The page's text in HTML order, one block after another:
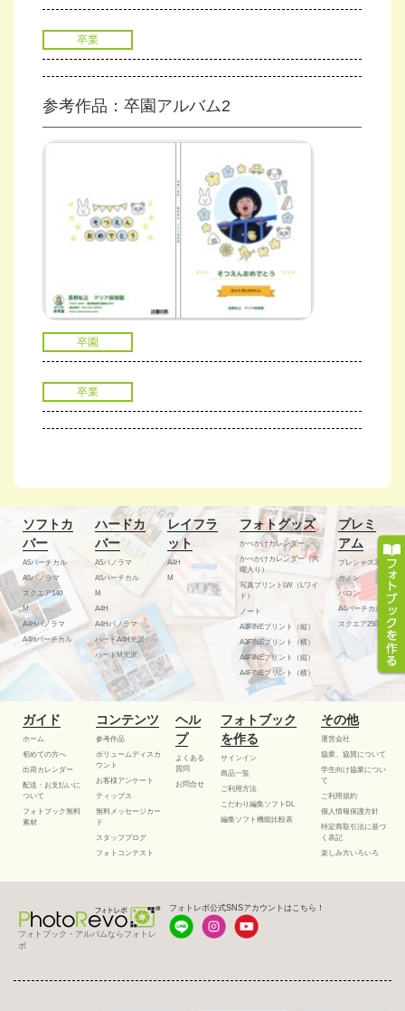
卒業
参考作品：卒園アルバム2
卒園
卒業
ソフトカ
バー
A5バーチカル
A5パノラマ
スクエア140
M
A4Hパノラマ
A4Hバーチカル
ハードカ
バー
A5パノラマ
A5バーチカル
M
A4H
A4Hパノラマ
ハードA4H光沢
ハードM光沢
レイフラ
ット
A4H
M
フォトグッズ
かべかけカレンダー
かべかけカレンダー（六
曜入り）
写真プリントLW（Lワイ
ド）
ノート
A3FINEプリント（縦）
A3FINEプリント（横）
A4FINEプリント（縦）
A4FINEプリント（横）
プレミ
アム
プレシャス300
カノン
バロン
A4バーチカル
スクエア250
ガイド
ホーム
初めての方へ
出荷カレンダー
配送・お支払いに
ついて
フォトブック無料
素材
コンテンツ
参考作品
ボリュームディスカ
ウント
お客様アンケート
ティップス
無料メッセージカー
ド
スタッフブログ
フォトコンテスト
ヘル
プ
よくある
質問
お問合せ
フォトブック
を作る
サインイン
商品一覧
ご利用方法
こだわり編集ソフトDL
編集ソフト機能比較表
その他
運営会社
協業、協賛について
学生向け協業につい
て
ご利用規約
個人情報保護方針
特定商取引法に基づ
く表記
楽しみ方いろいろ
フォトブック・アルバムならフォトレ
ボ
フォトレボ公式SNSアカウントはこちら！